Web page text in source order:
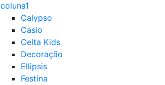
coluna1
Calypso
Casio
Celta Kids
Decoração
Ellipsis
Festina